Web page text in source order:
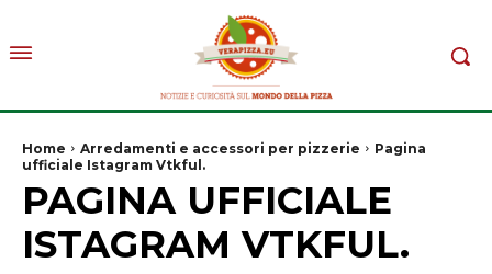
Home Arredamenti e accessori per pizzerie
Pagina
ufficiale Istagram Vtkful.
PAGINA UFFICIALE
ISTAGRAM VTKFUL.